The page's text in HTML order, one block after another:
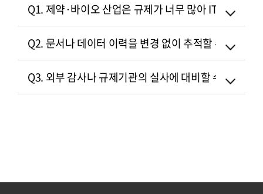
Q1. 제약·바이오 산업은 규제가 너무 많아 IT 시스템
Q2. 문서나 데이터 이력을 변경 없이 추적할 수 있나요?
Q3. 외부 감사나 규제기관의 실사에 대비할 수 있나요?